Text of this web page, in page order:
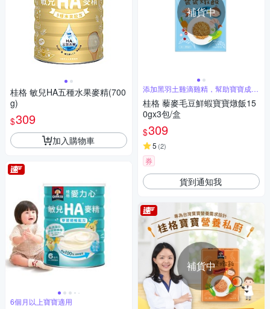
桂格 敏兒HA五種水果麥精(700
g)
$309
加入購物車
6個月以上寶寶適用
補貨中
添加黑羽土雞滴雞精，幫助寶寶成長
發育
桂格 藜麥毛豆鮮蝦寶寶燉飯15
0gx3包/盒
$309
5 (2)
券
貨到通知我
補貨中